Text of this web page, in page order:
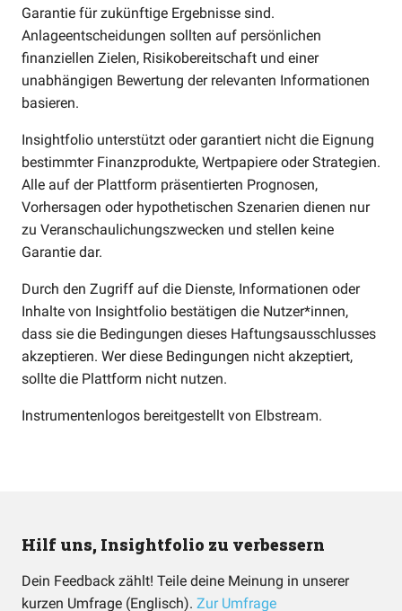
Garantie für zukünftige Ergebnisse sind.
Anlageentscheidungen sollten auf persönlichen
finanziellen Zielen, Risikobereitschaft und einer
unabhängigen Bewertung der relevanten Informationen
basieren.
Insightfolio unterstützt oder garantiert nicht die Eignung
bestimmter Finanzprodukte, Wertpapiere oder Strategien.
Alle auf der Plattform präsentierten Prognosen,
Vorhersagen oder hypothetischen Szenarien dienen nur
zu Veranschaulichungszwecken und stellen keine
Garantie dar.
Durch den Zugriff auf die Dienste, Informationen oder
Inhalte von Insightfolio bestätigen die Nutzer*innen,
dass sie die Bedingungen dieses Haftungsausschlusses
akzeptieren. Wer diese Bedingungen nicht akzeptiert,
sollte die Plattform nicht nutzen.
Instrumentenlogos bereitgestellt von Elbstream.
Hilf uns, Insightfolio zu verbessern
Dein Feedback zählt! Teile deine Meinung in unserer
kurzen Umfrage (Englisch). Zur Umfrage